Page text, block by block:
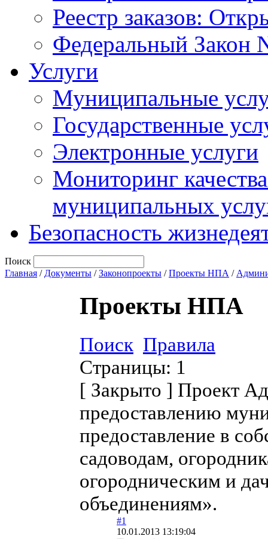
Реестр заказов:
Федеральный Закон
Услуги
Муниципальные
Государственные
Электронные услуги
Мониторинг
муниципальных
Безопасность
Поиск
Главная / Документы /Законопроекты /Проекты НПА /
Проекты НПА
Поиск Правила
Страницы: 1
[ Закрыто ] Проект
предоставлению
предоставление в
садоводам,
огородническим и
объединениям».
#1
10.01.2013 13:19:04